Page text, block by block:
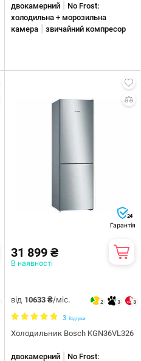
двокамерний
No Frost:
холодильна + морозильна
камера
звичайний компресор
24
Гарантія
31 899 ₴
В наявності
від 10633 ₴/міс. 2 3 3
3 Відгуки
Холодильник Bosch KGN36VL326
двокамерний No Frost: